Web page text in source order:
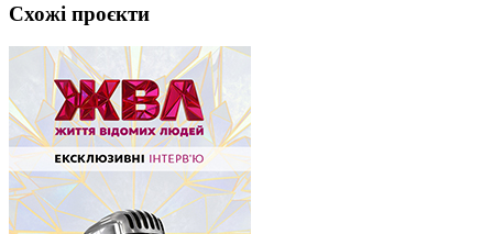
Схожі проєкти